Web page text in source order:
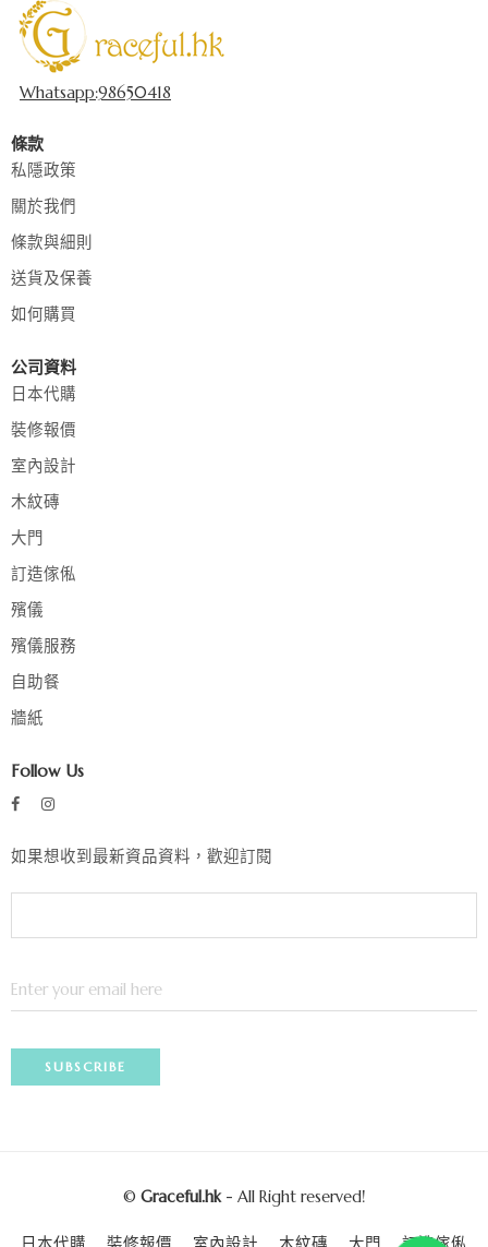
Whatsapp:98650418
條款
私隱政策
關於我們
條款與細則
送貨及保養
如何購買
公司資料
日本代購
裝修報價
室內設計
木紋磚
大門
訂造傢俬
殯儀
殯儀服務
自助餐
牆紙
Follow Us
如果想收到最新資品資料，歡迎訂閱
© Graceful.hk- All Right reserved!